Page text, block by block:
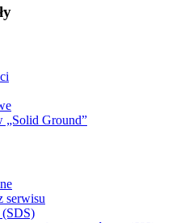
„Solid Ground”
serwisu